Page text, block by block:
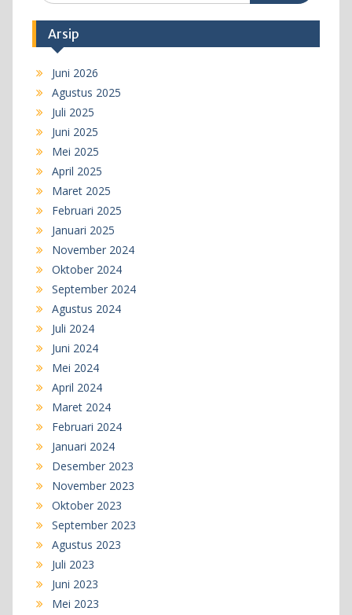
Arsip
Juni 2026
Agustus 2025
Juli 2025
Juni 2025
Mei 2025
April 2025
Maret 2025
Februari 2025
Januari 2025
November 2024
Oktober 2024
September 2024
Agustus 2024
Juli 2024
Juni 2024
Mei 2024
April 2024
Maret 2024
Februari 2024
Januari 2024
Desember 2023
November 2023
Oktober 2023
September 2023
Agustus 2023
Juli 2023
Juni 2023
Mei 2023